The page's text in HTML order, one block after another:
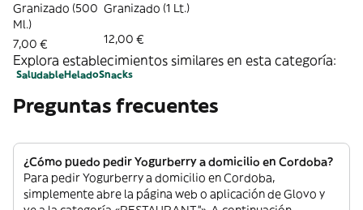
Granizado (500
Ml.)
7,00 €
Granizado (1 Lt.)
12,00 €
Explora establecimientos similares en esta categoría:
SaludableHeladoSnacks
Preguntas frecuentes
¿Cómo puedo pedir Yogurberry a domicilio en Cordoba?
Para pedir Yogurberry a domicilio en Cordoba,
simplemente abre la página web o aplicación de Glovo y